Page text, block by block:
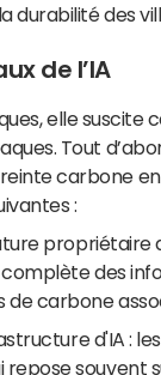
durabilité des
de l’IA
elle
Tout
carbone en
:
propriétaire
des
carbone
d'IA : les
souvent